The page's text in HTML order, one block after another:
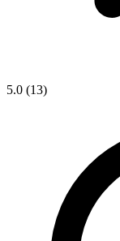
5.0 (13)